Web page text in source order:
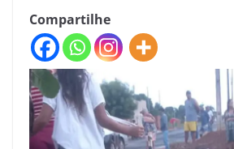
Compartilhe